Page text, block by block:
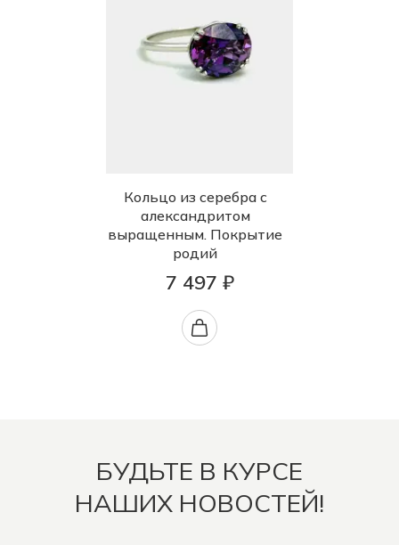
Кольцо из серебра с
александритом
выращенным. Покрытие
родий
7 497 ₽
БУДЬТЕ В КУРСЕ
НАШИХ НОВОСТЕЙ!